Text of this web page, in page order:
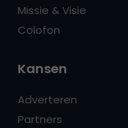
Missie & Visie
Colofon
Kansen
Adverteren
Partners